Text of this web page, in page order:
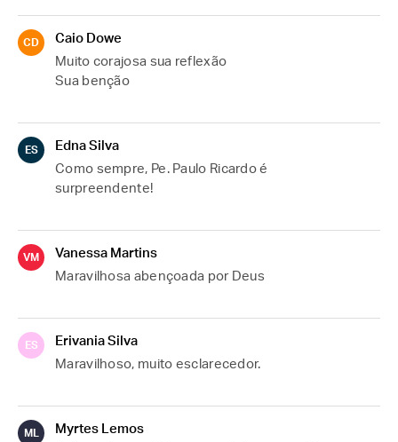
CD
Caio Dowe
Muito corajosa sua reflexão
Sua benção
ES
Edna Silva
Como sempre, Pe. Paulo Ricardo é
surpreendente!
VM
Vanessa Martins
Maravilhosa abençoada por Deus
ES
Erivania Silva
Maravilhoso, muito esclarecedor.
ML
Myrtes Lemos